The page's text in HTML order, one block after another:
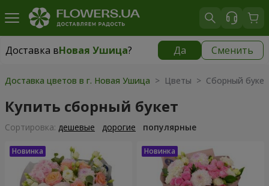
Доставка вНовая Ушица? Да Сменить
Доставка вНовая Ушица|
Доставка цветов в г. Новая Ушица > Цветы > Сборный букет
Купить сборный букет
Cортировка: дешевые дорогие популярные